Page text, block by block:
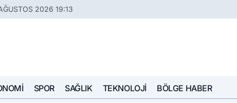
2026 19:13
SPOR SAĞLIK TEKNOLOJI BÖLGE HABER